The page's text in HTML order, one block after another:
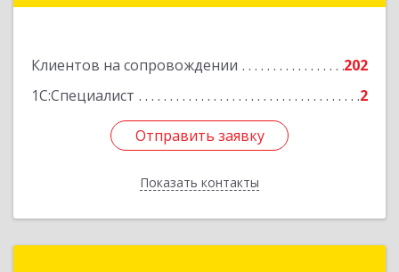
Клиентов на сопровождении
202
1С:Специалист
2
Отправить заявку
Показать контакты
Отправить заявку
Назад